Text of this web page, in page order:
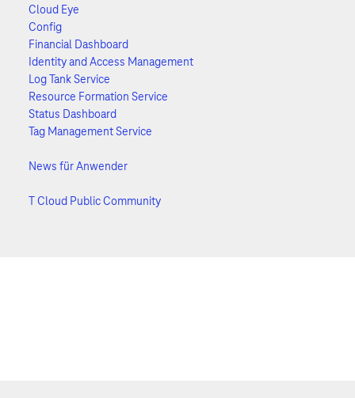
Cloud Eye
Config
Financial Dashboard
Identity and Access Management
Log Tank Service
Resource Formation Service
Status Dashboard
Tag Management Service
News für Anwender
T Cloud Public Community